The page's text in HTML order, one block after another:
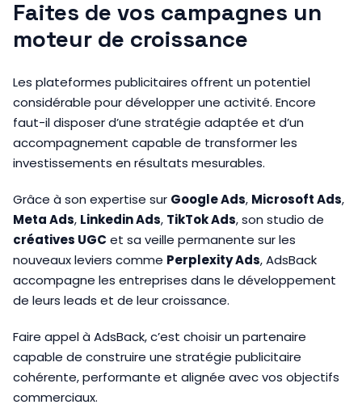
Faites de vos campagnes un
moteur de croissance
Les plateformes publicitaires offrent un potentiel
considérable pour développer une activité. Encore
faut-il disposer d’une stratégie adaptée et d’un
accompagnement capable de transformer les
investissements en résultats mesurables.
Grâce à son expertise sur Google Ads, Microsoft Ads,
Meta Ads, Linkedin Ads, TikTok Ads, son studio de
créatives UGC et sa veille permanente sur les
nouveaux leviers comme Perplexity Ads, AdsBack
accompagne les entreprises dans le développement
de leurs leads et de leur croissance.
Faire appel à AdsBack, c’est choisir un partenaire
capable de construire une stratégie publicitaire
cohérente, performante et alignée avec vos objectifs
commerciaux.